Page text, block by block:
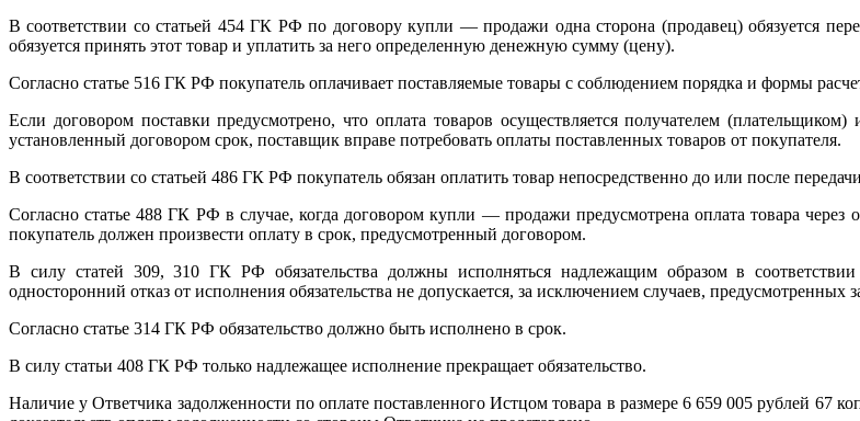
В соответствии со статьей 454 ГК РФ по договору купли — продажи одна сторона (продавец) обязуется
обязуется принять этот товар и уплатить за него определенную денежную сумму (цену).
Согласно статье 516 ГК РФ покупатель оплачивает поставляемые товары с соблюдением порядка и формы
Если договором поставки предусмотрено, что оплата товаров осуществляется получателем
установленный договором срок, поставщик вправе потребовать оплаты поставленных товаров от покупателя.
В соответствии со статьей 486 ГК РФ покупатель обязан оплатить товар непосредственно до или после
Согласно статье 488 ГК РФ в случае, когда договором купли — продажи предусмотрена оплата товара через
покупатель должен произвести оплату в срок, предусмотренный договором.
В силу статей 309, 310 ГК РФ обязательства должны исполняться надлежащим образом в
односторонний отказ от исполнения обязательства не допускается, за исключением случаев, предусмотренных
Согласно статье 314 ГК РФ обязательство должно быть исполнено в срок.
В силу статьи 408 ГК РФ только надлежащее исполнение прекращает обязательство.
Наличие у Ответчика задолженности по оплате поставленного Истцом товара в размере 6 659 005 рублей 67